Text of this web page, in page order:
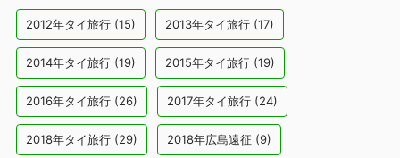
2012年タイ旅行 (15) 2013年タイ旅行 (17)
2014年タイ旅行 (19) 2015年タイ旅行 (19)
2016年タイ旅行 (26) 2017年タイ旅行 (24)
2018年タイ旅行 (29) 2018年広島遠征 (9)